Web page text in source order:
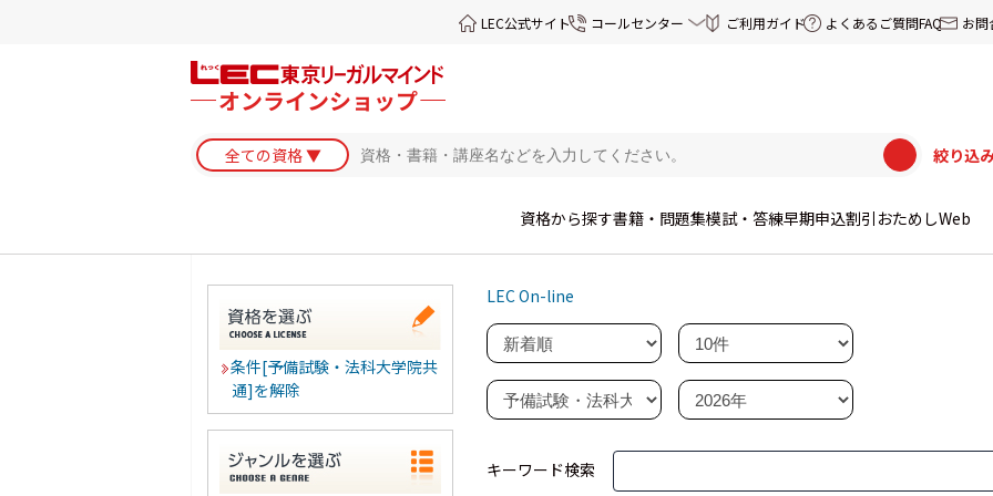
LEC公式サイト コールセンター ご利用ガイド よくあるご質問FAQ お問
絞り込
資格から探す書籍・問題集模試・答練早期申込割引 おためしWeb
条件[予備試験・法科大学院共
通]を解除
LEC On-line
キーワード検索